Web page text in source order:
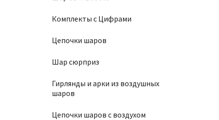
Комплекты с Цифрами
Цепочки шаров
Шар сюрприз
Гирлянды и арки из воздушных
шаров
Цепочки шаров с воздухом